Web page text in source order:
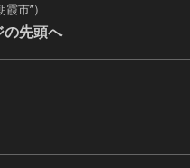
市”）
の先頭へ